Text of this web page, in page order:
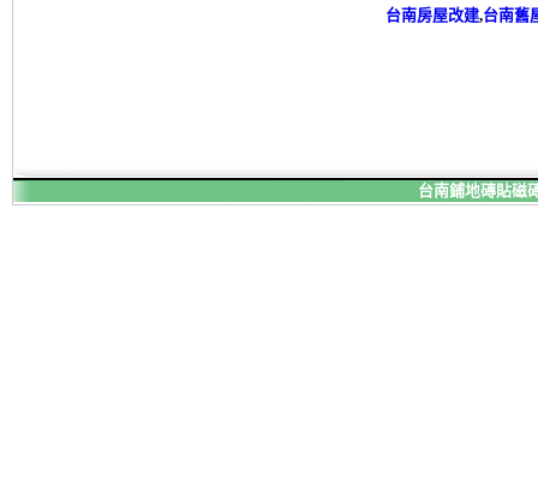
台南房屋改建,台南舊
台南鋪地磚貼磁